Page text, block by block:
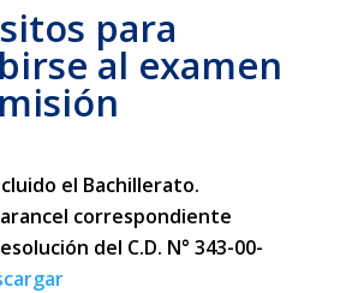
para
al examen
el Bachillerato.
correspondiente
del C.D. N° 343-00-